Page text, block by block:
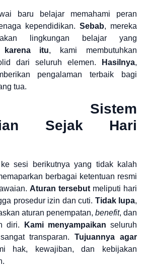
baru belajar memahami peran
kependidikan. Sebab, mereka
lingkungan belajar yang
karena itu, kami membutuhkan
dari seluruh elemen.
Hasilnya,
pengalaman terbaik bagi
tua.
Sistem
Sejak Hari
sesi berikutnya yang tidak kalah
berbagai ketentuan resmi
Aturan tersebut meliputi hari
prosedur izin dan cuti. Tidak lupa,
aturan penempatan, benefit, dan
diri.
Kami menyampaikan seluruh
transparan.Tujuannya agar
hak, kewajiban, dan kebijakan